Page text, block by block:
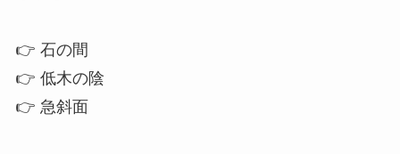
👉 石の間
👉 低木の陰
👉 急斜面